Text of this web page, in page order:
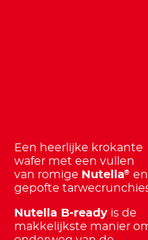
Een heerlijke krokante
wafer met een vullen
van romige Nutella® en
gepofte
Nutella B-ready is de
makkelijkste manier